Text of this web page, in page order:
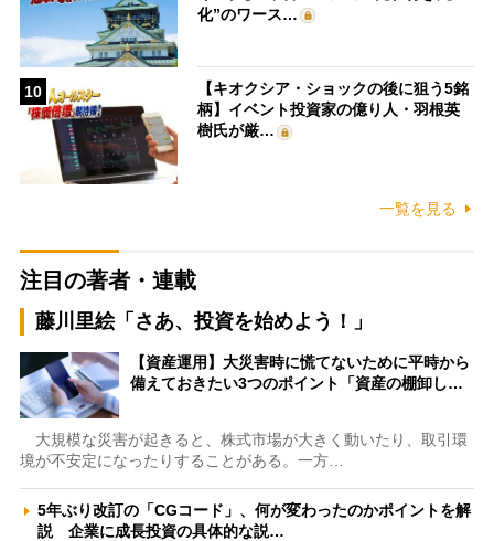
化”のワース…
10
【キオクシア・ショックの後に狙う5銘
柄】イベント投資家の億り人・羽根英
樹氏が厳…
一覧を見る
注目の著者・連載
藤川里絵「さあ、投資を始めよう！」
【資産運用】大災害時に慌てないために平時から
備えておきたい3つのポイント「資産の棚卸し…
大規模な災害が起きると、株式市場が大きく動いたり、取引環
境が不安定になったりすることがある。一方…
5年ぶり改訂の「CGコード」、何が変わったのかポイントを解
説 企業に成長投資の具体的な説…